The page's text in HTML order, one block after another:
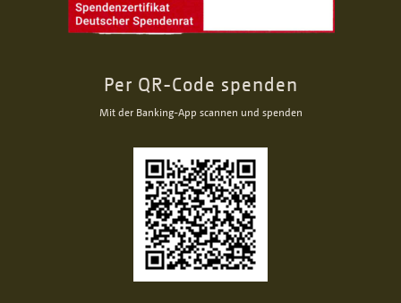
Per QR-Code spenden
Mit der Banking-App scannen und spenden